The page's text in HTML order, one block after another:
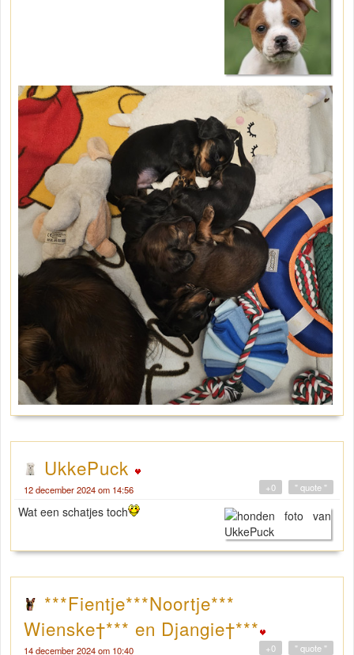
UkkePuck
12 december 2024 om 14:56 " quote "
+0
Wat een schatjes toch
***Fientje***Noortje***
Wienske†*** en Djangie†***
14 december 2024 om 10:40 " quote "
+0